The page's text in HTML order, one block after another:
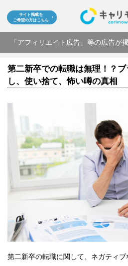
サイト掲載を
ご希望の方はこちら
「アフィリエイト広告」等の広告が
第二新卒での転職は無理！？
し、使い捨て、怖い噂の真相
第二新卒の転職に関して、ネガティ